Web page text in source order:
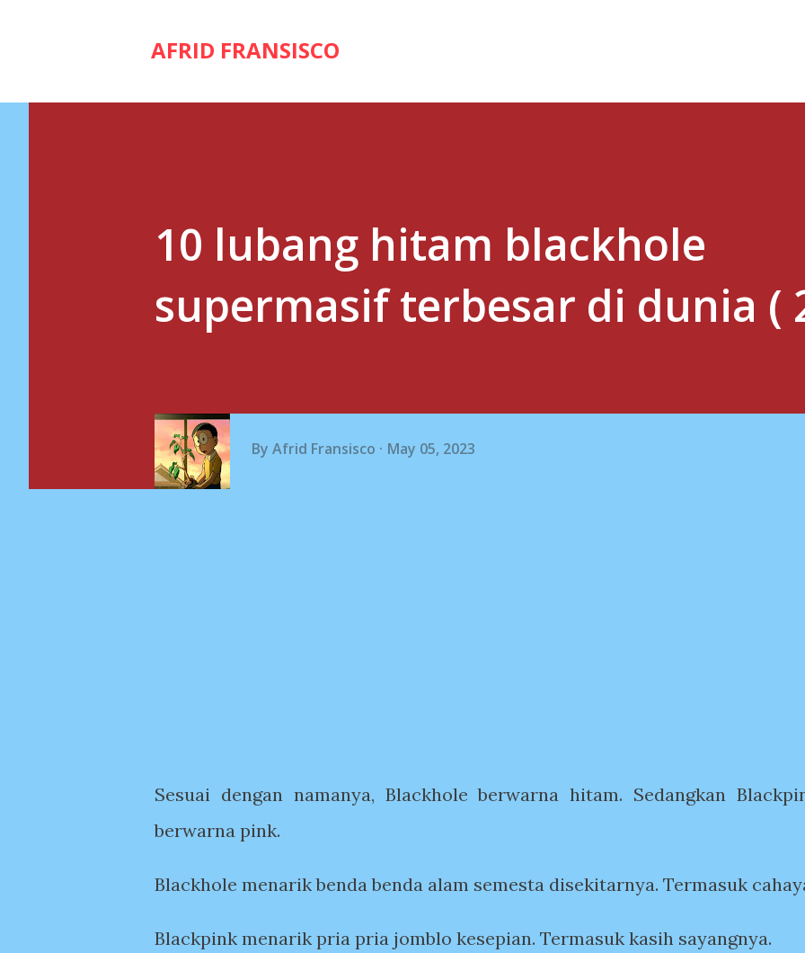
AFRID FRANSISCO
10 lubang hitam blackhole
supermasif terbesar di dunia (
By Afrid Fransisco May 05, 2023
Sesuai dengan namanya, Blackhole berwarna hitam. Sedangkan
berwarna pink.
Blackhole menarik benda benda alam semesta disekitarnya. Termasuk
Blackpink menarik pria pria jomblo kesepian. Termasuk kasih sayangnya.